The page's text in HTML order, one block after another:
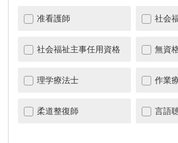
准看護師 社会
社会福祉主事任用資格 無資
理学療法士 作業
柔道整復師 言語